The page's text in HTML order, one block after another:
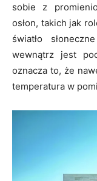
sobie z
osłon, takich jak
światło
wewnątrz jest
oznacza to, że
temperatura w